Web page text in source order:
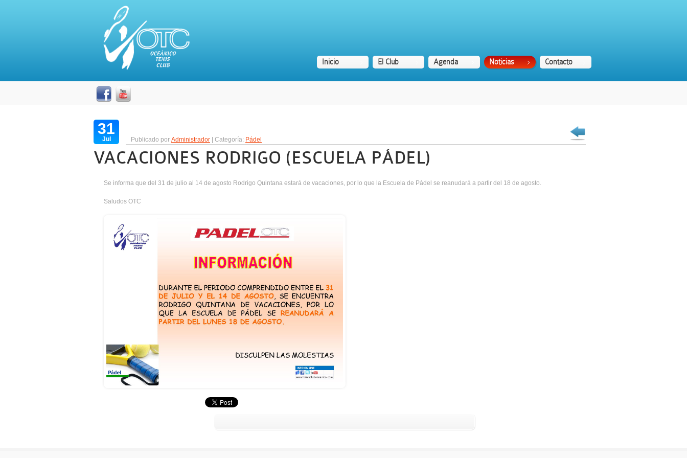
Inicio El Club Agenda Noticias Contacto
31
Jul Publicado por Administrador | Categoría: Pádel
VACACIONES RODRIGO (ESCUELA PÁDEL)
Se informa que del 31 de julio al 14 de agosto Rodrigo Quintana estará de vacaciones, por lo que la Escuela de Pádel se reanudará a partir del 18 de agosto.
Saludos OTC